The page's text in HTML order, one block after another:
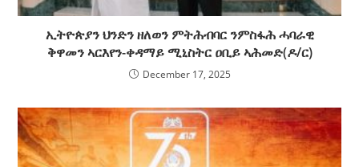
ኢትዮጵያን ህንድን ዘለወን ምትሕብባር ንምስፋሕ ሓባራዊ
ቅዋመን ኣርእየን-ቀዳማይ ሚኒስትር ዐቢይ ኣሕመድ(ዶ/ር)
December 17, 2025